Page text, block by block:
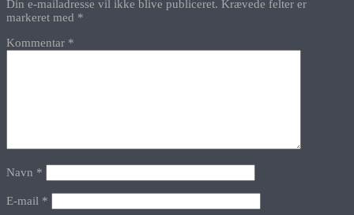
Din e-mailadresse vil ikke blive publiceret. Krævede felter er
markeret med *
Kommentar *
Navn *
E-mail *